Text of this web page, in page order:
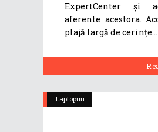
ExpertCenter și
aferente acestora.
plajă largă de cerințe
Laptopuri